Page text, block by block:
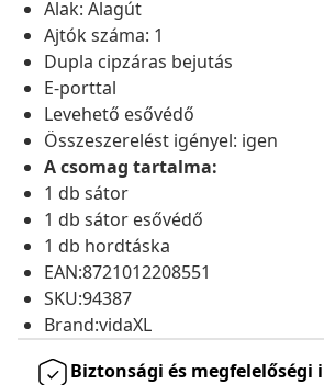
Alak: Alagút
Ajtók száma: 1
Dupla cipzáras bejutás
E-porttal
Levehető esővédő
Összeszerelést igényel: igen
A csomag tartalma:
1 db sátor
1 db sátor esővédő
1 db hordtáska
EAN:8721012208551
SKU:94387
Brand:vidaXL
Biztonsági és